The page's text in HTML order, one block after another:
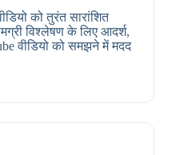
को तुरंत सारांशित
विश्लेषण के लिए आदर्श,
वीडियो को समझने में मदद